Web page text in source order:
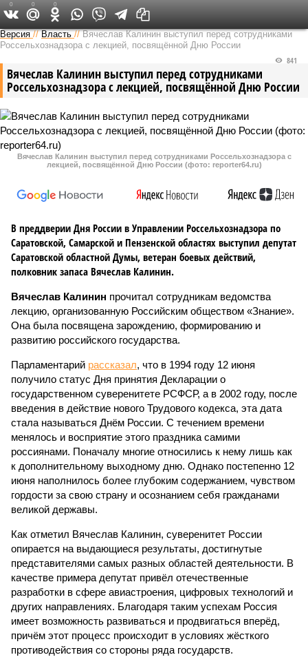
Версия в Саратове
Версия //Власть //Вячеслав Калинин выступил перед сотрудниками
Россельхознадзора с лекцией, посвящённой Дню России
Вячеслав Калинин выступил перед сотрудниками
Россельхознадзора с лекцией, посвящённой Дню России
841
Вячеслав Калинин выступил перед сотрудниками Россельхознадзора с
лекцией, посвящённой Дню России (фото: reporter64.ru)
В преддверии Дня России в Управлении Россельхознадзора по
Саратовской, Самарской и Пензенской областях выступил депутат
Саратовской областной Думы, ветеран боевых действий,
полковник запаса Вячеслав Калинин.
Вячеслав Калинин прочитал сотрудникам ведомства
лекцию, организованную Российским обществом «Знание».
Она была посвящена зарождению, формированию и
развитию российского государства.
Парламентарий рассказал, что в 1994 году 12 июня
получило статус Дня принятия Декларации о
государственном суверенитете РСФСР, а в 2002 году, после
введения в действие нового Трудового кодекса, эта дата
стала называться Днём России. С течением времени
менялось и восприятие этого праздника самими
россиянами. Поначалу многие относились к нему лишь как
к дополнительному выходному дню. Однако постепенно 12
июня наполнилось более глубоким содержанием, чувством
гордости за свою страну и осознанием себя гражданами
великой державы.
Как отметил Вячеслав Калинин, суверенитет России
опирается на выдающиеся результаты, достигнутые
представителями самых разных областей деятельности. В
качестве примера депутат привёл отечественные
разработки в сфере авиастроения, цифровых технологий и
других направлениях. Благодаря таким успехам Россия
имеет возможность развиваться и продвигаться вперёд,
причём этот процесс происходит в условиях жёсткого
противодействия со стороны ряда государств.
0 0 0